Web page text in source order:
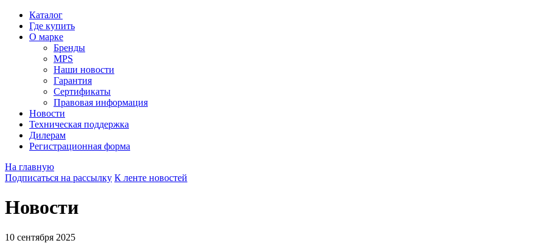
Каталог
Где купить
О марке
Бренды
MPS
Наши новости
Гарантия
Сертификаты
Правовая информация
Новости
Техническая поддержка
Дилерам
Регистрационная форма
На главную
Подписаться на рассылку К ленте новостей
Новости
10 сентября 2025